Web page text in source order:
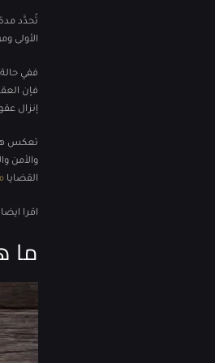
تُحدَّد
الأولى
إنزال
تعكس
والأمن
القضايا
اقرا
ما